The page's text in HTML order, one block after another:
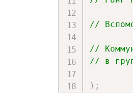
//
//
// в
) ;